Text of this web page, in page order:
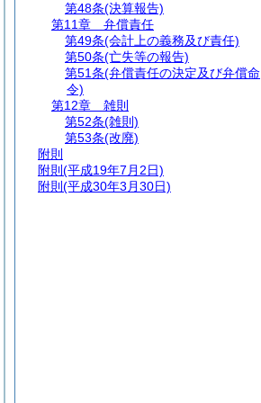
第48条(決算報告)
第11章
弁償責任
第49条(会計上の義務及び責任)
第50条(亡失等の報告)
第51条(弁償責任の決定及び弁償命
令)
第12章
雑則
第52条(雑則)
第53条(改廃)
附則
附則 (平成19年7月2日)
附則 (平成30年3月30日)